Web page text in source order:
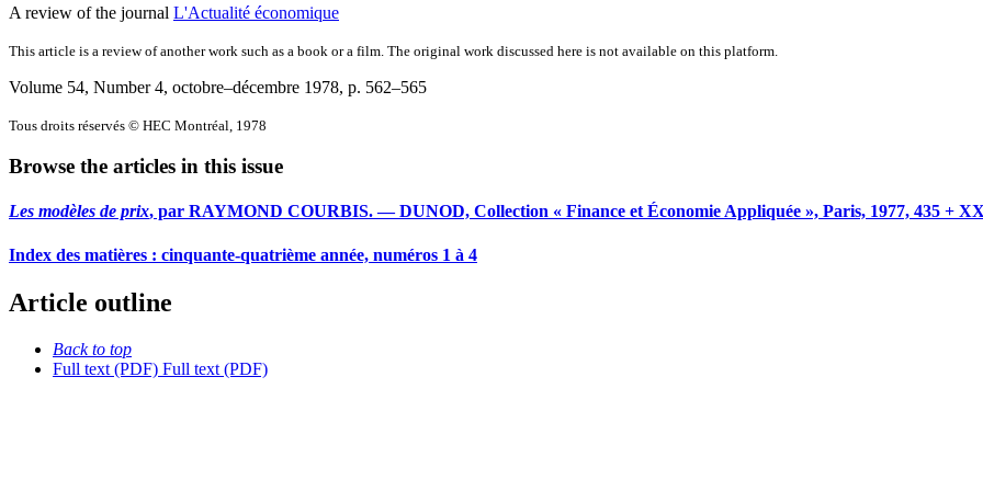
A review of the journal L'Actualité économique
This article is a review of another work such as a book or a film. The original work discussed here is not available on this platform.
Volume 54, Number 4, octobre–décembre 1978, p. 562–565
Tous droits réservés © HEC Montréal, 1978
Browse the articles in this issue
Les modèles de prix, par RAYMOND COURBIS. — DUNOD, Collection « Finance et Économie Appliquée », Paris, 1977, 435 +
Index des matières : cinquante-quatrième année, numéros 1 à 4
Article outline
Back to top
Full text (PDF) Full text (PDF)